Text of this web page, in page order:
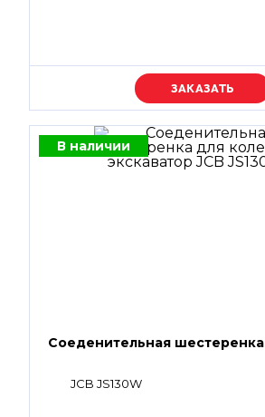
Уточняйте цену
В наличии
Соеденительная шестеренка
JCB JS130W